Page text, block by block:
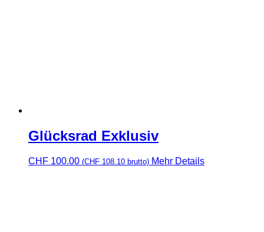
Glücksrad Exklusiv
CHF 100.00 (CHF 108.10 brutto) Mehr Details